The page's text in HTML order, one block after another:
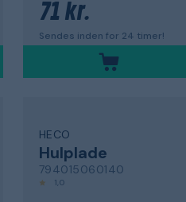
71 kr.
Sendes inden for 24 timer!
HECO
Hulplade
794015060140
1,0